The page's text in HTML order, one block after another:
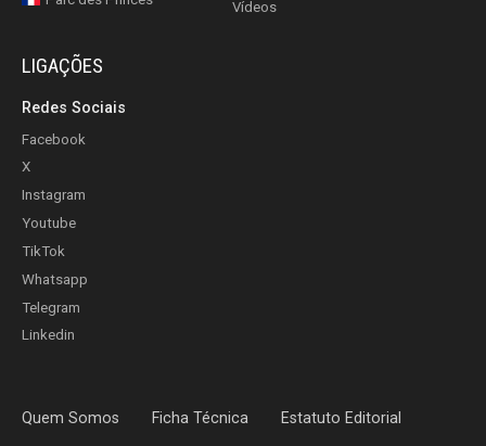
Vídeos
LIGAÇÕES
Redes Sociais
Facebook
X
Instagram
Youtube
TikTok
Whatsapp
Telegram
Linkedin
Quem Somos Ficha Técnica Estatuto Editorial